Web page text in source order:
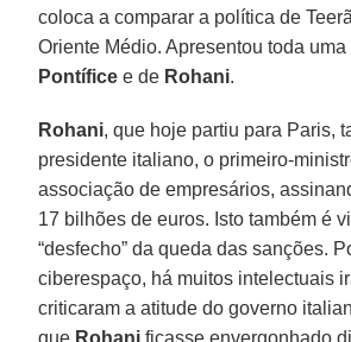
coloca a comparar a política de
Oriente Médio. Apresentou toda
Pontífice e de Rohani.
Rohani, que hoje partiu para Paris,
presidente italiano, o primeiro-
associação de empresários,
17 bilhões de euros. Isto também é
“desfecho” da queda das sanções.
ciberespaço, há muitos intelectuais
criticaram a atitude do governo
que Rohani ficasse envergonhado